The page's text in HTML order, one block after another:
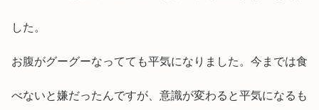
した。
お腹がグーグーなってても平気になりました。今までは食
べないと嫌だったんですが、意識が変わると平気になるも